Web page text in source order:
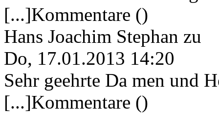
[...]Kommentare ()
Hans Joachim Stephan zu
Do, 17.01.2013 14:20
Sehr geehrte Da men und
[...]Kommentare ()